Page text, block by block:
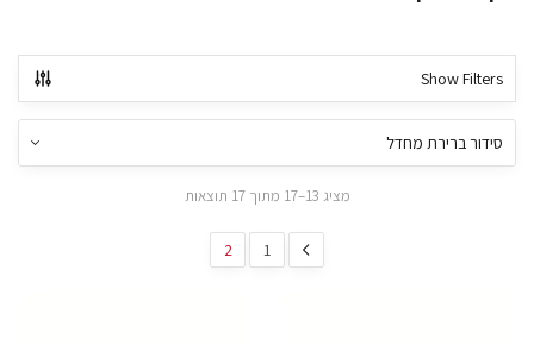
Show Filters
מציג 13–17 מתוך 17 תוצאות
1
2